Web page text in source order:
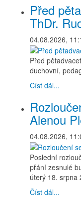
Před
ThDr.
04.08.2026,
Před
duchovní,
Číst dál...
Alenou
04.08.2026,
Poslední
přání zesnulé
úterý 18. srpna
Číst dál...